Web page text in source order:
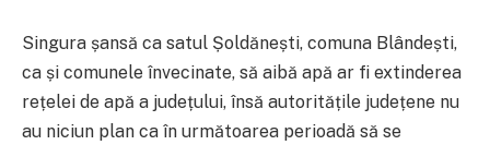
Singura șansă ca satul Șoldănești, comuna Blândești,
ca și comunele învecinate, să aibă apă ar fi extinderea
rețelei de apă a județului, însă autoritățile județene nu
au niciun plan ca în următoarea perioadă să se